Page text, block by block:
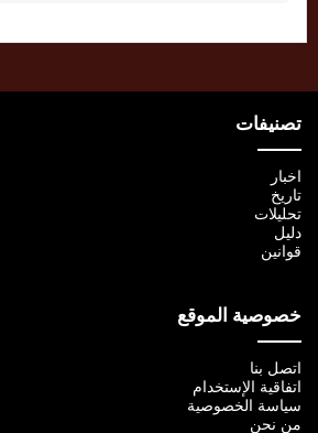
تصنيفات
اخبار
تاريخ
تحليلات
دليل
قوانين
خصوصية الموقع
اتصل بنا
اتفاقية الإستخدام
سياسة الخصوصية
من نحن